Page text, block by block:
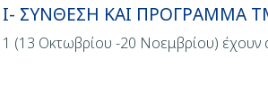
ΣΥΝΘΕΣΗ ΚΑΙ ΠΡΟΓΡΑΜΜΑ
(13 Οκτωβρίου -20 Νοεμβρίου)